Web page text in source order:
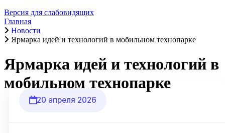
Версия для слабовидящих
Главная
Новости
Ярмарка идей и технологий в мобильном технопарке
Ярмарка идей и технологий в
мобильном технопарке
20 апреля 2026